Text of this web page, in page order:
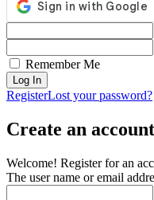
Remember Me
RegisterLost your password?
Create an account
Welcome! Register for an
The user name or email